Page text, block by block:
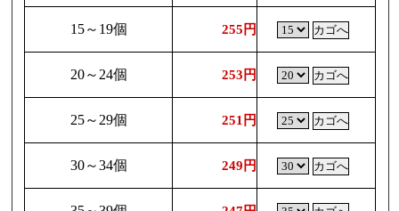
15～19個 255円
20～24個 253円
25～29個 251円
30～34個 249円